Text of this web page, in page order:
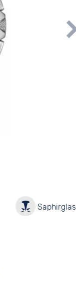
Saphirglas